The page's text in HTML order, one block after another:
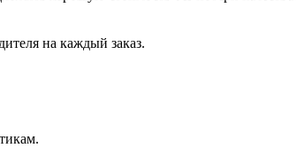
на каждый заказ.